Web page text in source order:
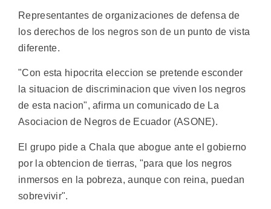
Representantes de organizaciones de defensa de
los derechos de los negros son de un punto de vista
diferente.
"Con esta hipocrita eleccion se pretende esconder
la situacion de discriminacion que viven los negros
de esta nacion", afirma un comunicado de La
Asociacion de Negros de Ecuador (ASONE).
El grupo pide a Chala que abogue ante el gobierno
por la obtencion de tierras, "para que los negros
inmersos en la pobreza, aunque con reina, puedan
sobrevivir".